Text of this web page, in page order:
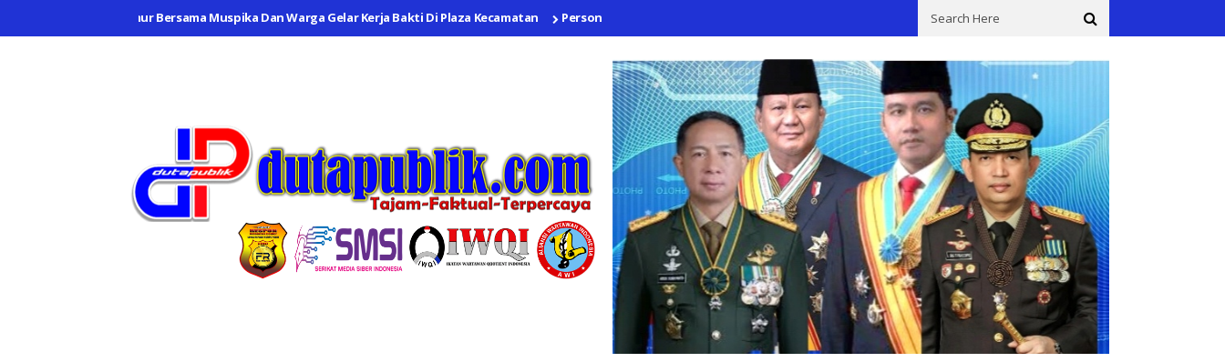
Cikarang Timur Bersama Muspika Dan Warga Gelar Kerja Bakti Di Plaza Kecamatan Personel Polsek Lemahabang Sosialisasikan Pelarangan Knalpot Tidak Sesuai Spesifikasi Teknis Di Situs Budaya Makam